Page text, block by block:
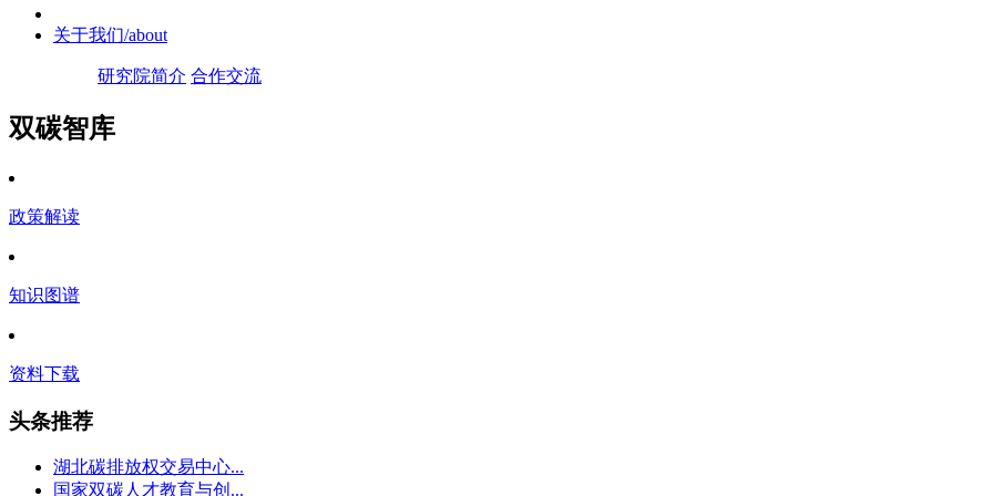
关于我们/about
研究院简介 合作交流
双碳智库
政策解读
知识图谱
资料下载
头条推荐
湖北碳排放权交易中心...
国家双碳人才教育与创...